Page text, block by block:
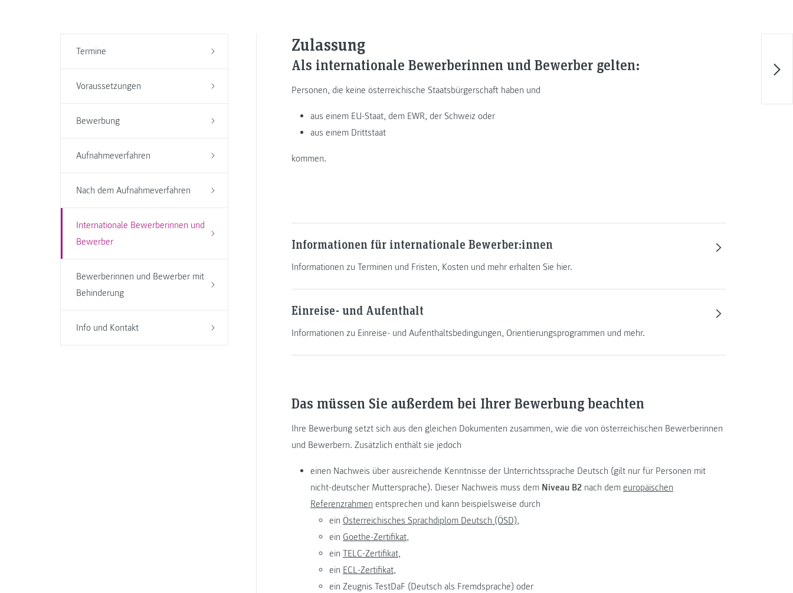
Termine
Voraussetzungen
Bewerbung
Aufnahmeverfahren
Nach dem Aufnahmeverfahren
Internationale Bewerberinnen und
Bewerber
Bewerberinnen und Bewerber mit
Behinderung
Info und Kontakt
Zulassung
Als internationale Bewerberinnen und Bewerber gelten:
Personen, die keine österreichische Staatsbürgerschaft haben und
aus einem EU-Staat, dem EWR, der Schweiz oder
aus einem Drittstaat
kommen.
Informationen für internationale Bewerber:innen
Informationen zu Terminen und Fristen, Kosten und mehr erhalten Sie hier.
Einreise- und Aufenthalt
Informationen zu Einreise- und Aufenthaltsbedingungen, Orientierungsprogrammen und mehr.
Das müssen Sie außerdem bei Ihrer Bewerbung beachten
Ihre Bewerbung setzt sich aus den gleichen Dokumenten zusammen, wie die von österreichischen Bewerberinnen
und Bewerbern. Zusätzlich enthält sie jedoch
einen Nachweis über ausreichende Kenntnisse der Unterrichtssprache Deutsch (gilt nur für Personen mit
nicht-deutscher Muttersprache). Dieser Nachweis muss dem Niveau B2 nach dem europäischen
Referenzrahmen entsprechen und kann beispielsweise durch
ein Österreichisches Sprachdiplom Deutsch (ÖSD),
ein Goethe-Zertifikat,
ein TELC-Zertifikat,
ein ECL-Zertifikat,
ein Zeugnis TestDaF (Deutsch als Fremdsprache) oder